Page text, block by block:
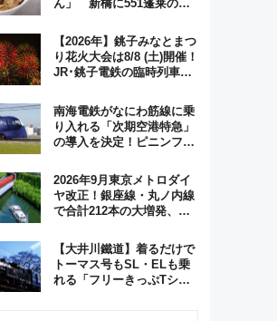
ん」 新橋に551蓬莱の
オムライス専門店「肉とた
まご」新グルメ続々登場！
【2026年8月】
【2026年】銚子みなとまつ
り花火大会は8/8 (土)開催！
JR･銚子電鉄の臨時列車や
く8,000発の大迫力＆屋台
を満喫
南海電鉄がなにわ筋線に乗
り入れる「次期空港特急」
の導入を決定！ピニンファ
デザイン
2026年9月東京メトロダイ
ヤ改正！銀座線・丸ノ内線
で合計212本の大増発、混
【大井川鐵道】着るだけで
トーマス号もSL・ELも乗
れる「フリーきっぷTシャ